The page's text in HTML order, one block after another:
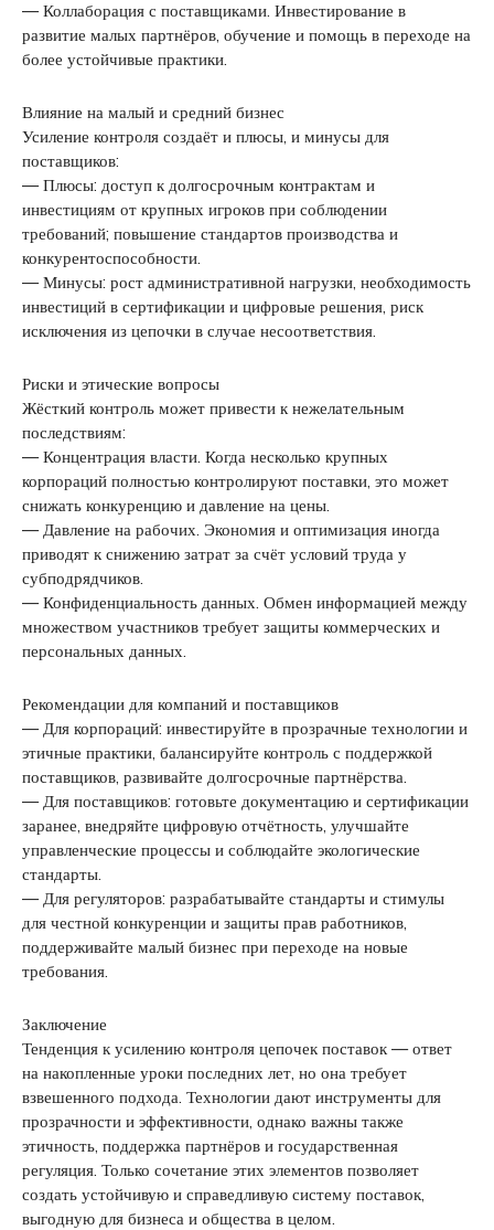
— Коллаборация с поставщиками. Инвестирование в
развитие малых партнёров, обучение и помощь в переходе на
более устойчивые практики.
Влияние на малый и средний бизнес
Усиление контроля создаёт и плюсы, и минусы для
поставщиков:
— Плюсы: доступ к долгосрочным контрактам и
инвестициям от крупных игроков при соблюдении
требований; повышение стандартов производства и
конкурентоспособности.
— Минусы: рост административной нагрузки, необходимость
инвестиций в сертификации и цифровые решения, риск
исключения из цепочки в случае несоответствия.
Риски и этические вопросы
Жёсткий контроль может привести к нежелательным
последствиям:
— Концентрация власти. Когда несколько крупных
корпораций полностью контролируют поставки, это может
снижать конкуренцию и давление на цены.
— Давление на рабочих. Экономия и оптимизация иногда
приводят к снижению затрат за счёт условий труда у
субподрядчиков.
— Конфиденциальность данных. Обмен информацией между
множеством участников требует защиты коммерческих и
персональных данных.
Рекомендации для компаний и поставщиков
— Для корпораций: инвестируйте в прозрачные технологии и
этичные практики, балансируйте контроль с поддержкой
поставщиков, развивайте долгосрочные партнёрства.
— Для поставщиков: готовьте документацию и сертификации
заранее, внедряйте цифровую отчётность, улучшайте
управленческие процессы и соблюдайте экологические
стандарты.
— Для регуляторов: разрабатывайте стандарты и стимулы
для честной конкуренции и защиты прав работников,
поддерживайте малый бизнес при переходе на новые
требования.
Заключение
Тенденция к усилению контроля цепочек поставок — ответ
на накопленные уроки последних лет, но она требует
взвешенного подхода. Технологии дают инструменты для
прозрачности и эффективности, однако важны также
этичность, поддержка партнёров и государственная
регуляция. Только сочетание этих элементов позволяет
создать устойчивую и справедливую систему поставок,
выгодную для бизнеса и общества в целом.